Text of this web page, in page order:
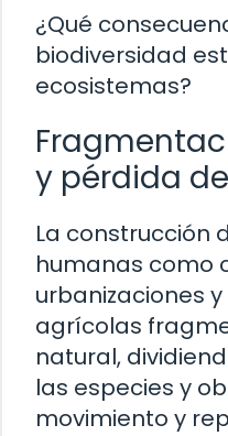
¿Qué
biodiversidad
ecosistemas?
y pérdida
La construcción
humanas como
urbanizaciones
agrícolas
natural,
las especies y
movimiento y